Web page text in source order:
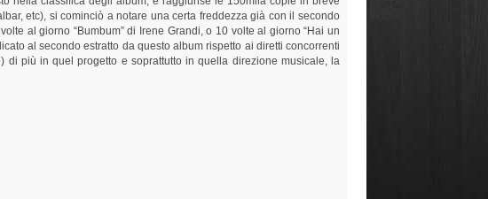
etc), si cominciò a notare una certa freddezza già con il secondo
al giorno “Bumbum” di Irene Grandi, o 10 volte al giorno “Hai un
al secondo estratto da questo album rispetto ai diretti concorrenti
di più in quel progetto e soprattutto in quella direzione musicale, la